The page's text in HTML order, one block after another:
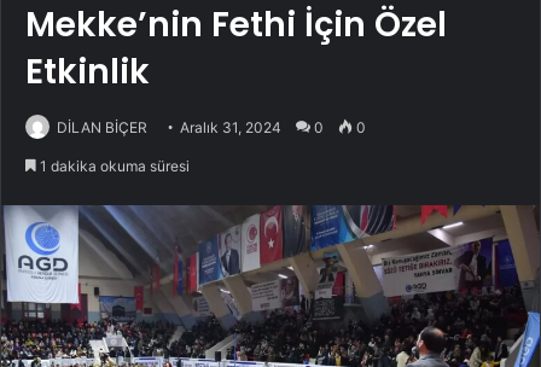
Mekke’nin Fethi İçin Özel
Etkinlik
DİLAN BİÇER Aralık 31, 2024 0 0
1 dakika okuma süresi